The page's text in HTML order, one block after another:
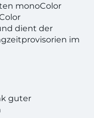
monoColor
dient der
im
guter